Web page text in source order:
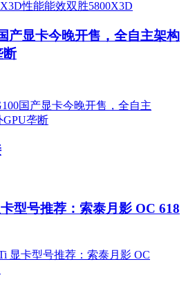
产显卡今晚开售，全自主架构
断
型号推荐：索泰月影 OC 618